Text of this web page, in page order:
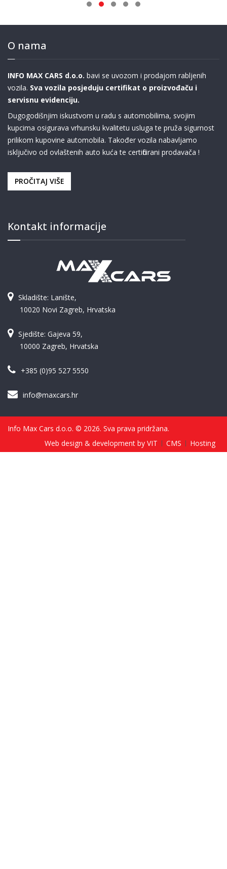
O nama
INFO MAX CARS d.o.o. bavi se uvozom i prodajom rabljenih
vozila. Sva vozila posjeduju certifikat o proizvođaču i
servisnu evidenciju.
Dugogodišnjim iskustvom u radu s automobilima, svojim
kupcima osigurava vrhunsku kvalitetu usluga te pruža sigurnost
prilikom kupovine automobila. Također vozila nabavljamo
isključivo od ovlaštenih auto kuća te certificirani prodavača !
PROČITAJ VIŠE
Kontakt informacije
Skladište: Lanište,
10020 Novi Zagreb, Hrvatska
Sjedište: Gajeva 59,
10000 Zagreb, Hrvatska
+385 (0)95 527 5550
info@maxcars.hr
Info Max Cars d.o.o. © 2026. Sva prava pridržana.
Web design & development by VIT
CMS Hosting